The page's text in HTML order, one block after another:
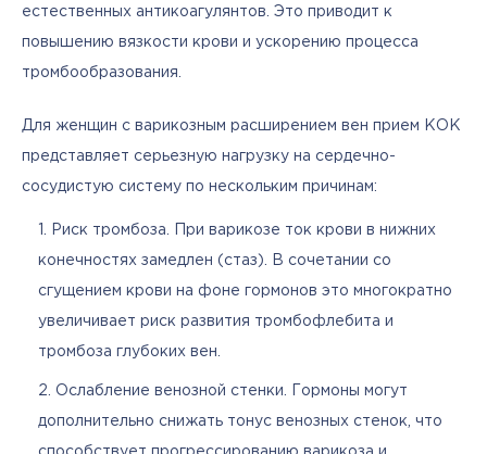
естественных антикоагулянтов. Это приводит к
повышению вязкости крови и ускорению процесса
тромбообразования.
Для женщин с варикозным расширением вен прием КОК
представляет серьезную нагрузку на сердечно-
сосудистую систему по нескольким причинам:
Риск тромбоза. При варикозе ток крови в нижних
конечностях замедлен (стаз). В сочетании со
сгущением крови на фоне гормонов это многократно
увеличивает риск развития тромбофлебита и
тромбоза глубоких вен.
Ослабление венозной стенки. Гормоны могут
дополнительно снижать тонус венозных стенок, что